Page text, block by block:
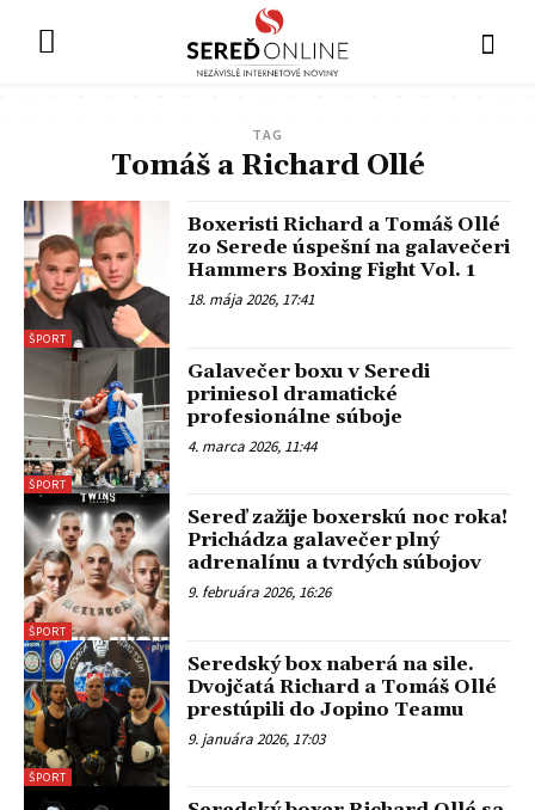
TAG
Tomáš a Richard Ollé
ŠPORT
Boxeristi Richard a Tomáš Ollé
zo Serede úspešní na galavečeri
Hammers Boxing Fight Vol. 1
18. mája 2026, 17:41
ŠPORT
Galavečer boxu v Seredi
priniesol dramatické
profesionálne súboje
4. marca 2026, 11:44
ŠPORT
Sereď zažije boxerskú noc roka!
Prichádza galavečer plný
adrenalínu a tvrdých súbojov
9. februára 2026, 16:26
ŠPORT
Seredský box naberá na sile.
Dvojčatá Richard a Tomáš Ollé
prestúpili do Jopino Teamu
9. januára 2026, 17:03